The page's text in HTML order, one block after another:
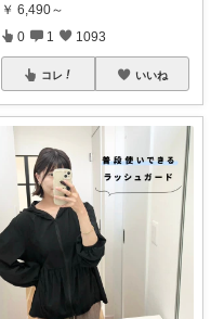
￥ 6,490～
0 1 1093
コレ いいね